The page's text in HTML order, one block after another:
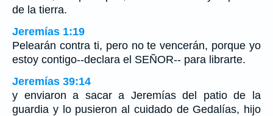
de la tierra.
Jeremías 1:19
Pelearán contra ti, pero no te vencerán, porque yo
estoy contigo--declara el SEÑOR-- para librarte.
Jeremías 39:14
y enviaron a sacar a Jeremías del patio de la
guardia y lo pusieron al cuidado de Gedalías, hijo